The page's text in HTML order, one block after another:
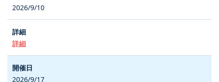
2026/9/10
詳細
2026/9/17